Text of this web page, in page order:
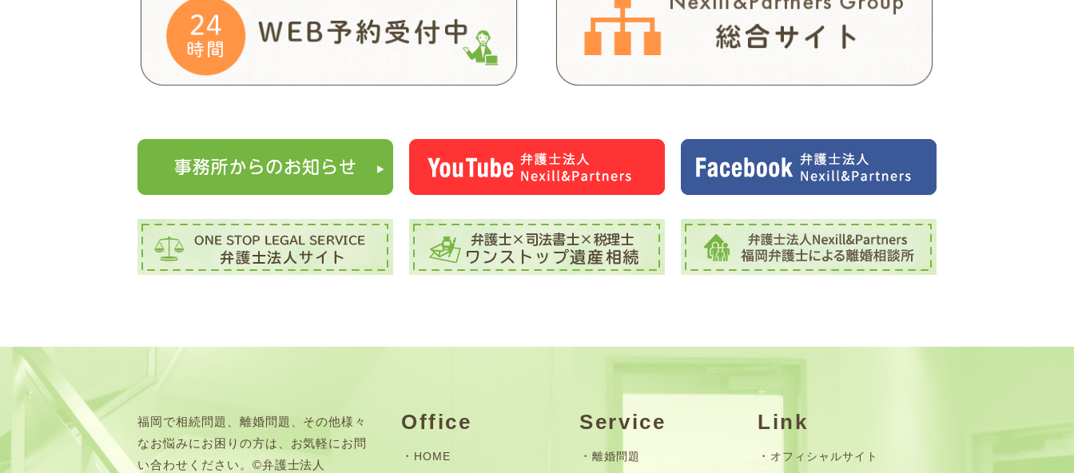
福岡で相続問題、離婚問題、その他様々
なお悩みにお困りの方は、お気軽にお問
い合わせください。©弁護士法人
Office
HOME
Service
離婚問題
Link
オフィシャルサイト